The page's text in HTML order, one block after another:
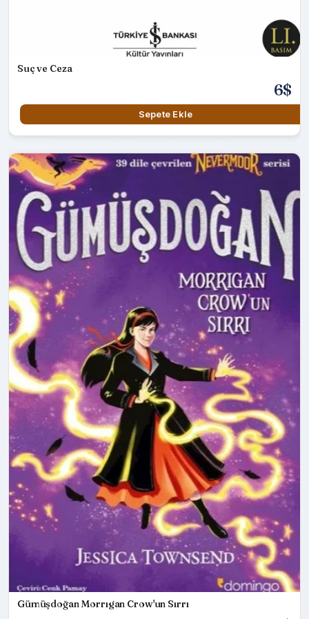
Suç ve Ceza
6$
Sepete Ekle
Gümüşdoğan Morrıgan Crow'un Sırrı